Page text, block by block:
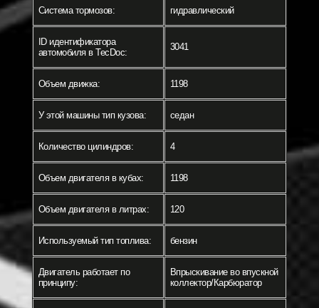
Система тормозов: гидравлический
ID идентификатора
автомобиля в TecDoc:
3041
Объем движка: 1198
У этой машины тип кузова: седан
Количество цилиндров: 4
Объем двигателя в кубах: 1198
Объем двигателя в литрах: 120
Используемый тип топлива: бензин
Двигатель работает по
принципу:
Впрыскивание во впускной
коллектор/Карбюратор